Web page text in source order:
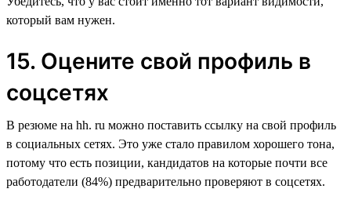
который вам нужен.
15. Оцените свой профиль в
соцсетях
В резюме на hh. ru можно поставить ссылку на свой профиль
в социальных сетях. Это уже стало правилом хорошего тона,
потому что есть позиции, кандидатов на которые почти все
работодатели (84%) предварительно проверяют в соцсетях.